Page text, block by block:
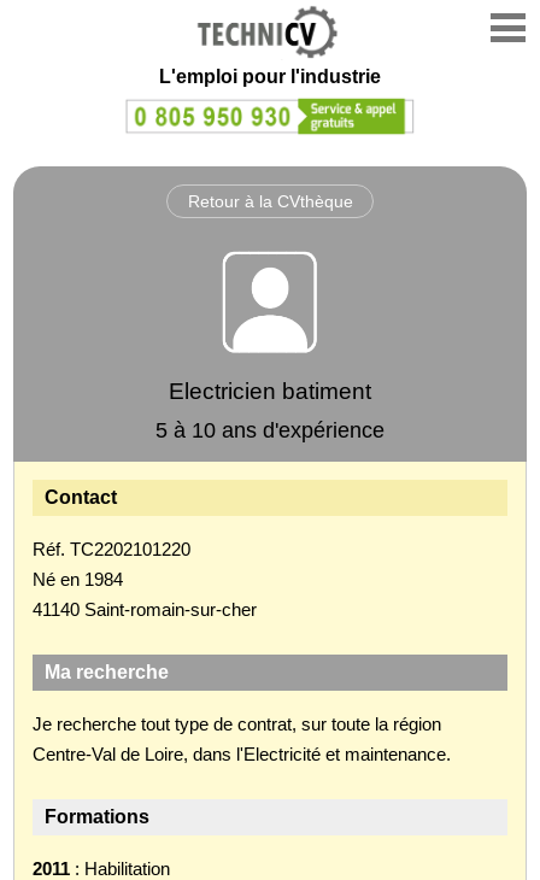
L'emploi pour l'industrie
Retour à la CVthèque
Electricien batiment
5 à 10 ans d'expérience
Contact
Réf. TC2202101220
Né en 1984
41140 Saint-romain-sur-cher
Ma recherche
Je recherche tout type de contrat, sur toute la région
Centre-Val de Loire, dans l'Electricité et maintenance.
Formations
2011 : Habilitation